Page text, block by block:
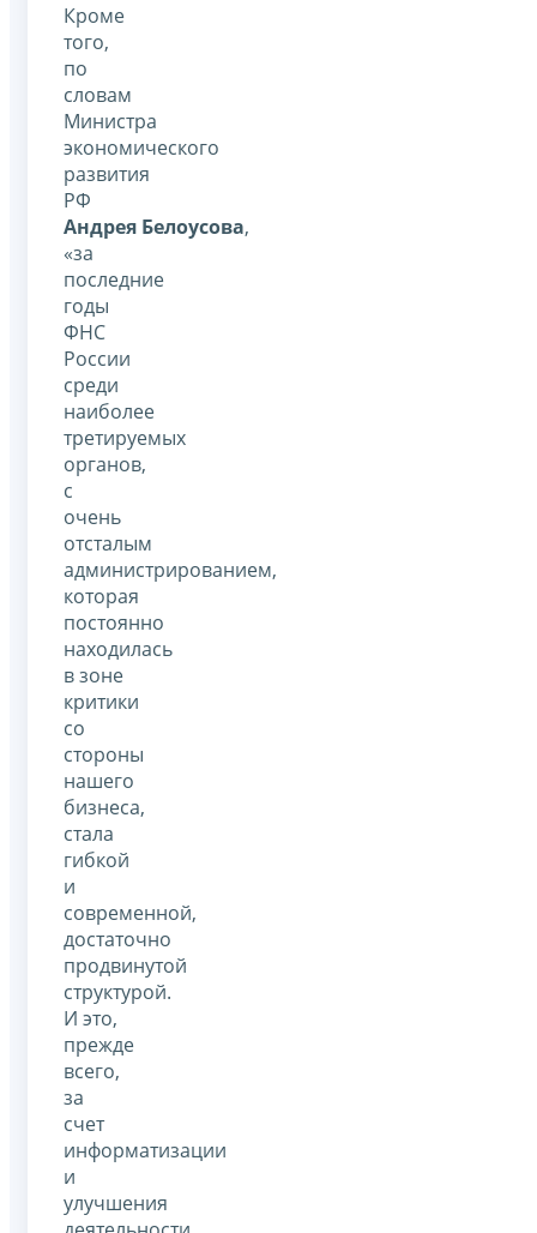
Кроме
того,
по
словам
Министра
экономического
развития
РФ
Андрея Белоусова,
«за
последние
годы
ФНС
России
среди
наиболее
третируемых
органов,
с
очень
отсталым
администрированием,
которая
постоянно
находилась
в зоне
критики
со
стороны
нашего
бизнеса,
стала
гибкой
и
современной,
достаточно
продвинутой
структурой.
И это,
прежде
всего,
за
счет
информатизации
и
улучшения